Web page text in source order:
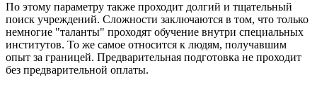
По этому параметру также проходит долгий и тщательный
поиск учреждений. Сложности заключаются в том, что только
немногие "таланты" проходят обучение внутри специальных
институтов. То же самое относится к людям, получавшим
опыт за границей. Предварительная подготовка не проходит
без предварительной оплаты.